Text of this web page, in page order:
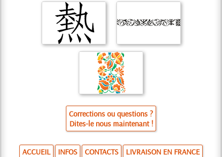
Corrections ou questions ?
Dites-le nous maintenant !
ACCUEIL INFOS CONTACTS
LIVRAISON EN FRANCE